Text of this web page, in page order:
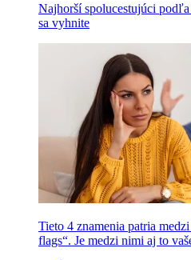
Najhorší spolucestujúci
sa vyhnite
Tieto 4 znamenia patria
flags“. Je medzi nimi aj to